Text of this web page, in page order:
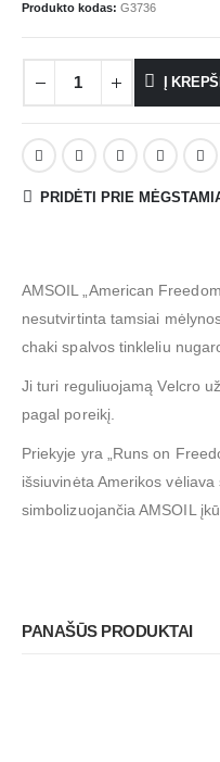
Produkto kodas: G3736
Į
PRIDĖTI PRIE
AMSOIL „American
nesutvirtinta tamsiai
chaki spalvos tinkleliu
Ji turi reguliuojamą Velcro
pagal poreikį.
Priekyje yra „Runs on
išsiuvinėta Amerikos
simbolizuojančia AMSOIL
PANAŠŪS PRODUKTAI